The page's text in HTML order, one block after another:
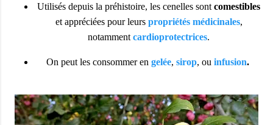
Utilisés depuis la préhistoire, les cenelles sont comestibles
et appréciées pour leurs propriétés médicinales,
notamment cardioprotectrices.
On peut les consommer en gelée, sirop, ou infusion.